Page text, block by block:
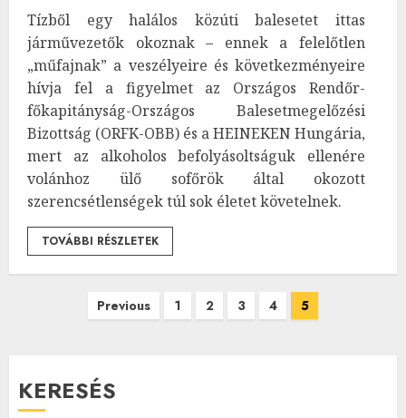
Tízből egy halálos közúti balesetet ittas
járművezetők okoznak – ennek a felelőtlen
„műfajnak” a veszélyeire és következményeire
hívja fel a figyelmet az Országos Rendőr-
főkapitányság-Országos Balesetmegelőzési
Bizottság (ORFK-OBB) és a HEINEKEN Hungária,
mert az alkoholos befolyásoltságuk ellenére
volánhoz ülő sofőrök által okozott
szerencsétlenségek túl sok életet követelnek.
TOVÁBBI RÉSZLETEK
Bejegyzések
Previous 1 2 3 4 5
KERESÉS